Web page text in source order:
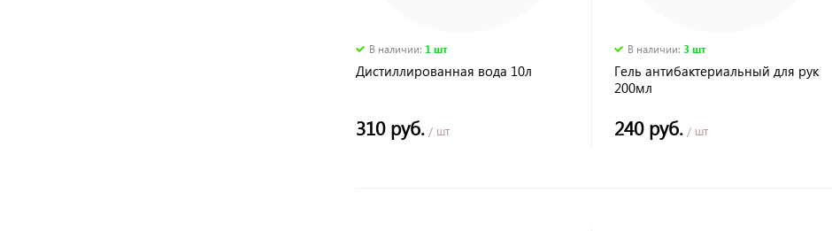
В наличии: 1 шт
Дистиллированная вода 10л
310 руб. / шт
В наличии: 3 шт
Гель антибактериальный для рук
200мл
240 руб./ шт